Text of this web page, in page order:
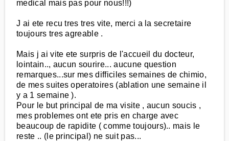
medical mais pas pour nous!!!)
J ai ete recu tres tres vite, merci a la secretaire
toujours tres agreable .
Mais j ai vite ete surpris de l'accueil du docteur,
lointain.., aucun sourire... aucune question
remarques...sur mes difficiles semaines de chimio,
de mes suites operatoires (ablation une semaine il
y a 1 semaine ).
Pour le but principal de ma visite , aucun soucis ,
mes problemes ont ete pris en charge avec
beaucoup de rapidite ( comme toujours).. mais le
reste .. (le principal) ne suit pas...